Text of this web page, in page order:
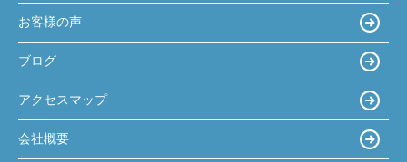
お客様の声
ブログ
アクセスマップ
会社概要